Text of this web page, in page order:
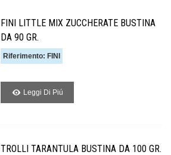
FINI LITTLE MIX ZUCCHERATE BUSTINA
DA 90 GR.
Riferimento: FINI
Leggi Di Piú
TROLLI TARANTULA BUSTINA DA 100 GR.